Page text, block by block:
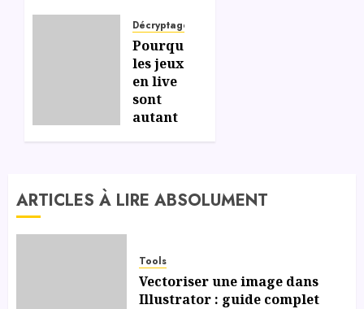
efficacement
votre
liberté
et
votre
indépendance
Décryptage
Pourquoi
les jeux
en live
sont
autant
ligne ?
0
ARTICLES À LIRE ABSOLUMENT
Tools
Vectoriser une image dans
Illustrator : guide complet